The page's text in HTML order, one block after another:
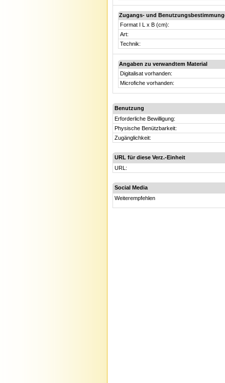
Zugangs- und
Format I L x B (cm):
Art:
Technik:
Angaben zu verwandtem Material
Digitalisat vorhanden:
Microfiche vorhanden:
Benutzung
Erforderliche Bewilligung:
Physische Benützbarkeit:
Zugänglichkeit:
URL für diese Verz.-Einheit
URL:
Social Media
Weiterempfehlen